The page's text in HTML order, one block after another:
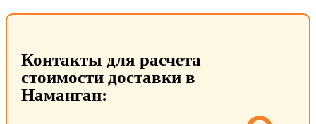
Контакты для расчета
стоимости доставки в
Наманган: